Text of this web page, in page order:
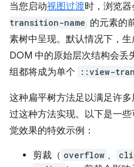
当您启动视图过渡时，浏览
transition-name 的元素的
素树中呈现。默认情况下，
DOM 中的原始层次结构会丢
组都将成为单个
::view-
这种扁平树方法足以满足许
过这种方法实现。以下是一
觉效果的特效示例：
剪裁（ overflow 、